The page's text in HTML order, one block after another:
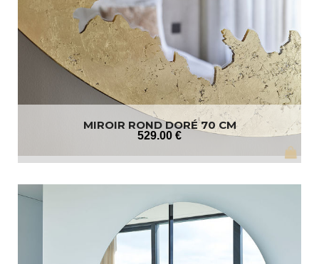
MIROIR ROND DORÉ 70 CM
529.00 €